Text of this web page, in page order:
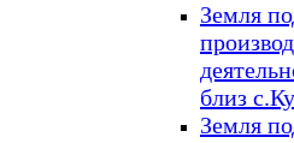
Земля
близ
Земля